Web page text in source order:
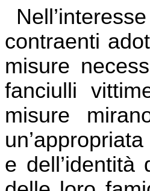
contraenti
misure
fanciulli
misure
e